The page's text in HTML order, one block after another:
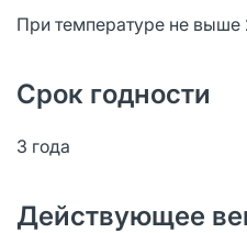
При температуре не выше
Срок годности
3 года
Действующее